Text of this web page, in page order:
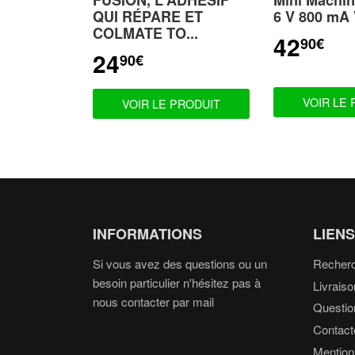
QUI RÉPARE ET
COLMATE TO...
PRIX
RÉDUIT
2490€
VOIR LE PRODUIT
6 V 800 mA
PRIX
RÉDUIT
4290€
VOIR LE
INFORMATIONS
Si vous avez des questions ou un
besoin particulier n'hésitez pas à
nous contacter par mail